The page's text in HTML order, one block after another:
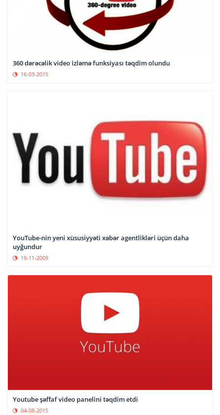
360 dərəcəlik video izləmə funksiyası təqdim olundu
16-03-2015
YouTube-nin yeni xüsusiyyəti xəbər agentlikləri üçün daha
uyğundur
19-11-2009
Youtube şəffaf video panelini təqdim etdi
04-08-2015